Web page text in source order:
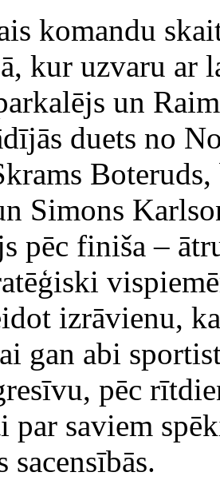
komandu
kur uzvaru
un
duets no
Simons
pēc finiša –
izrāvienu,
gan abi
pēc
par saviem
sacensībās.